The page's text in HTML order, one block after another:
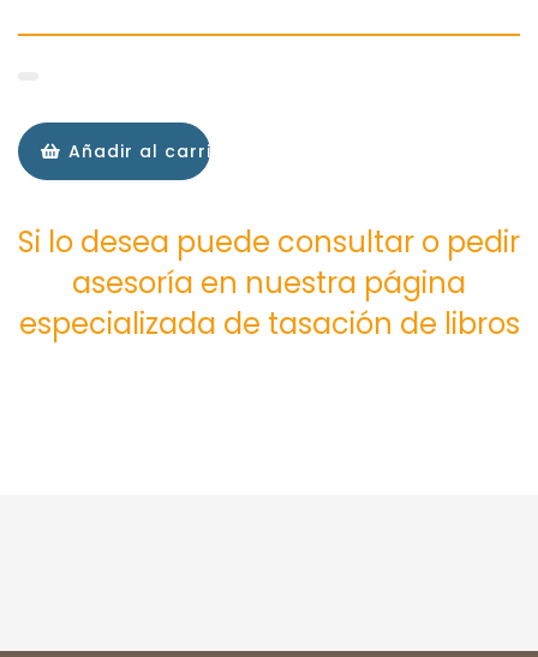
Añadir al carrito
Si lo desea puede consultar o pedir
asesoría en nuestra página
especializada de tasación de libros